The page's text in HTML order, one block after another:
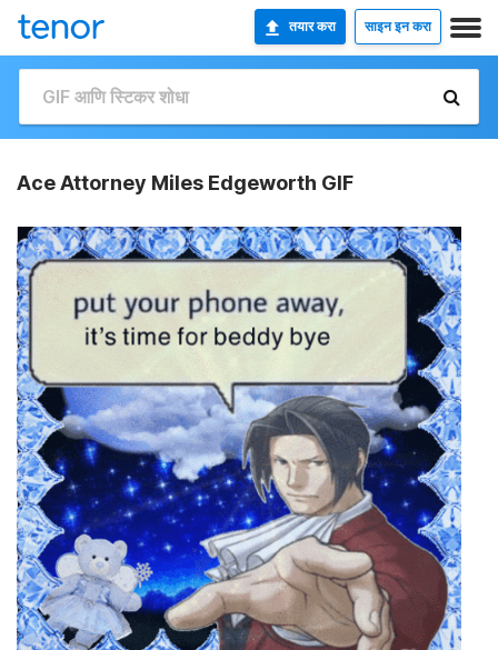
तयार करा साइन इन करा
Ace Attorney Miles Edgeworth GIF